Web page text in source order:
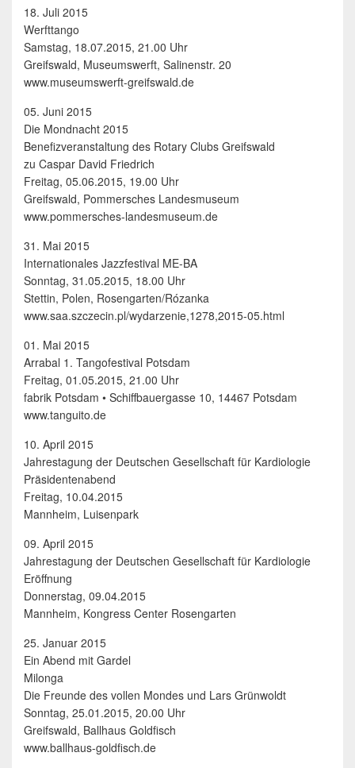
18. Juli 2015
Werfttango
Samstag, 18.07.2015, 21.00 Uhr
Greifswald, Museumswerft, Salinenstr. 20
www.museumswerft-greifswald.de
05. Juni 2015
Die Mondnacht 2015
Benefizveranstaltung des Rotary Clubs Greifswald
zu Caspar David Friedrich
Freitag, 05.06.2015, 19.00 Uhr
Greifswald, Pommersches Landesmuseum
www.pommersches-landesmuseum.de
31. Mai 2015
Internationales Jazzfestival ME-BA
Sonntag, 31.05.2015, 18.00 Uhr
Stettin, Polen, Rosengarten/Rózanka
www.saa.szczecin.pl/wydarzenie,1278,2015-05.html
01. Mai 2015
Arrabal 1. Tangofestival Potsdam
Freitag, 01.05.2015, 21.00 Uhr
fabrik Potsdam • Schiffbauergasse 10, 14467 Potsdam
www.tanguito.de
10. April 2015
Jahrestagung der Deutschen Gesellschaft für Kardiologie
Präsidentenabend
Freitag, 10.04.2015
Mannheim, Luisenpark
09. April 2015
Jahrestagung der Deutschen Gesellschaft für Kardiologie
Eröffnung
Donnerstag, 09.04.2015
Mannheim, Kongress Center Rosengarten
25. Januar 2015
Ein Abend mit Gardel
Milonga
Die Freunde des vollen Mondes und Lars Grünwoldt
Sonntag, 25.01.2015, 20.00 Uhr
Greifswald, Ballhaus Goldfisch
www.ballhaus-goldfisch.de